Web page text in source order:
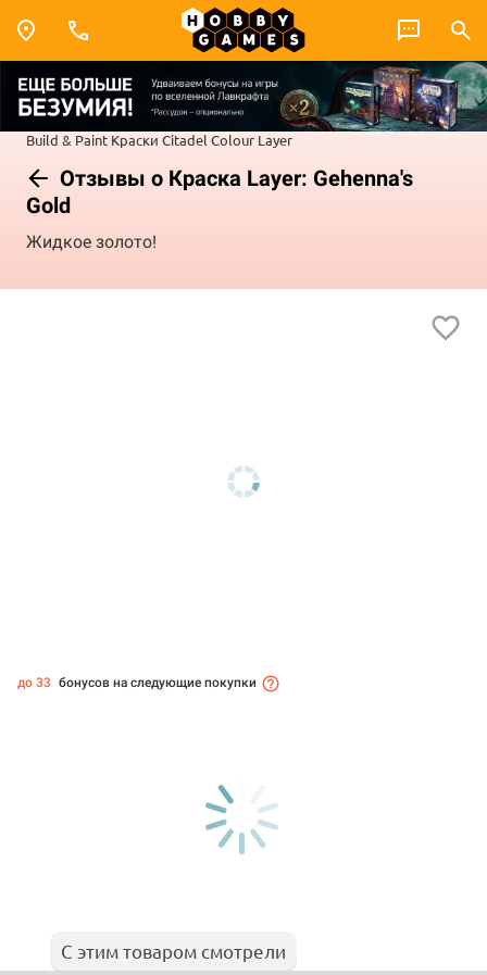
Build & Paint Краски Citadel Colour Layer
Отзывы о Краска Layer: Gehenna's
Gold
Жидкое золото!
до 33 бонусов на следующие покупки
С этим товаром смотрели